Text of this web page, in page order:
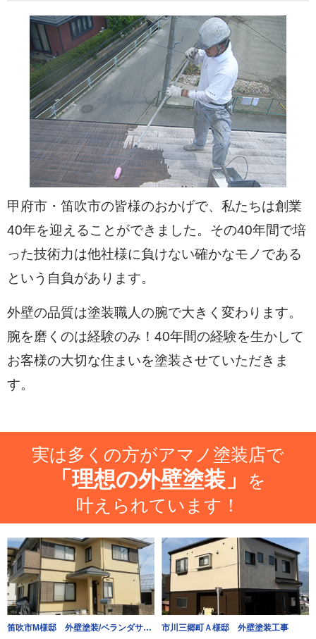
甲府市・笛吹市の皆様のおかげで、私たちは創業
40年を迎えることができました。その40年間で培
った技術力は他社様に負けない確かなモノである
という自負があります。
外壁の品質は塗装職人の腕で大きく変わります。
腕を磨くのは経験のみ！40年間の経験を生かして
お客様の大切な住まいを塗装させていただきま
す。
実は多くの方がアマノ塗装店で
「理想の外壁塗装」
を
叶えられています！
笛吹市M様邸 外壁塗装/ベランダサイディング改修工事 市川三郷町Ａ様邸 外壁塗装工事